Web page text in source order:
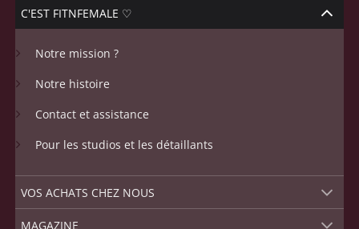
C'EST FITNFEMALE ♡
Notre mission ?
Notre histoire
Contact et assistance
Pour les studios et les détaillants
VOS ACHATS CHEZ NOUS
MAGAZINE